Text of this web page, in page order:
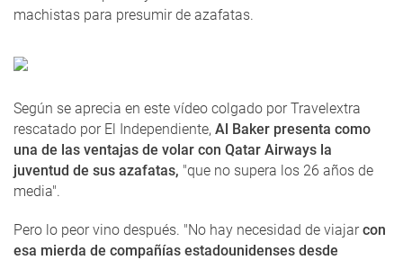
machistas para presumir de azafatas.
Según se aprecia en este vídeo colgado por Travelextra
rescatado por El Independiente, Al Baker presenta como
una de las ventajas de volar con Qatar Airways la
juventud de sus azafatas, "que no supera los 26 años de
media".
Pero lo peor vino después. "No hay necesidad de viajarcon
esa mierda de compañías estadounidenses desde